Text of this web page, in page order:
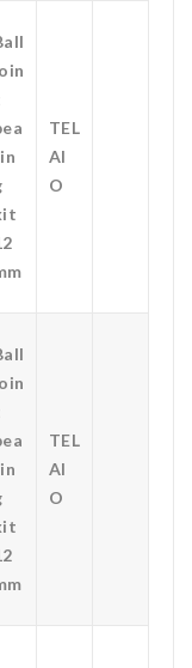
TEL
AI
O
TEL
AI
O